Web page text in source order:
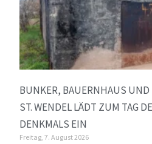
BUNKER, BAUERNHAUS
ST. WENDEL LÄDT ZUM TAG
DENKMALS EIN
Freitag, 7. August 2026